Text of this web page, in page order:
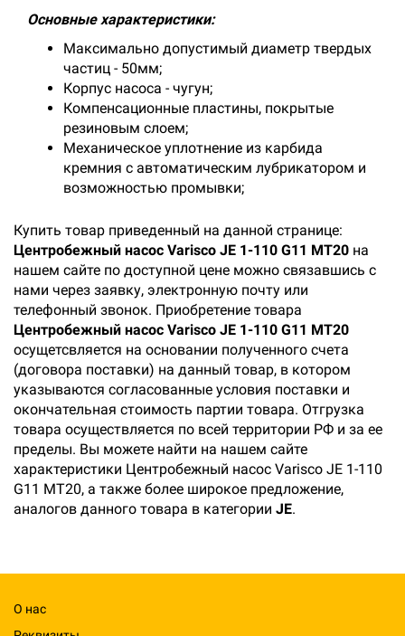
Основные характеристики:
Максимально допустимый диаметр твердых
частиц - 50мм;
Корпус насоса - чугун;
Компенсационные пластины, покрытые
резиновым слоем;
Механическое уплотнение из карбида
кремния с автоматическим лубрикатором и
возможностью промывки;
Купить товар приведенный на данной странице:
Центробежный насос Varisco JE 1-110 G11 MT20 на
нашем сайте по доступной цене можно связавшись с
нами через заявку, электронную почту или
телефонный звонок. Приобретение товара
Центробежный насос Varisco JE 1-110 G11 MT20
осущетсвляется на основании полученного счета
(договора поставки) на данный товар, в котором
указываются согласованные условия поставки и
окончательная стоимость партии товара. Отгрузка
товара осуществляется по всей территории РФ и за ее
пределы. Вы можете найти на нашем сайте
характеристики Центробежный насос Varisco JE 1-110
G11 MT20, а также более широкое предложение,
аналогов данного товара в категории JE.
О нас